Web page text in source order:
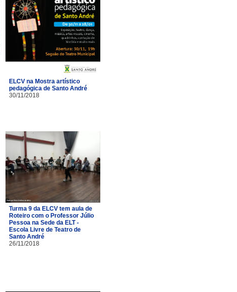
ELCV na Mostra artístico
pedagógica de Santo André
30/11/2018
Turma 9 da ELCV tem aula de
Roteiro com o Professor Júlio
Pessoa na Sede da ELT -
Escola Livre de Teatro de
Santo André
26/11/2018